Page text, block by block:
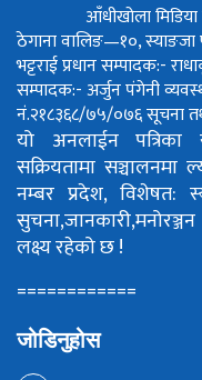
आँधीखोला
ठेगाना वालिङ—१०, स्याङजा
भट्टराईप्रधान सम्पादक:-
सम्पादक:- अर्जुन पंगेनी
नं.२१८३६८/७५/०७६सूचना
यो अनलाईन पत्रिका
सक्रियतामा सञ्चालनमा
नम्बर प्रदेश, विशेषत:
लक्ष्य रहेको छ !
============
जोडिनुहोस